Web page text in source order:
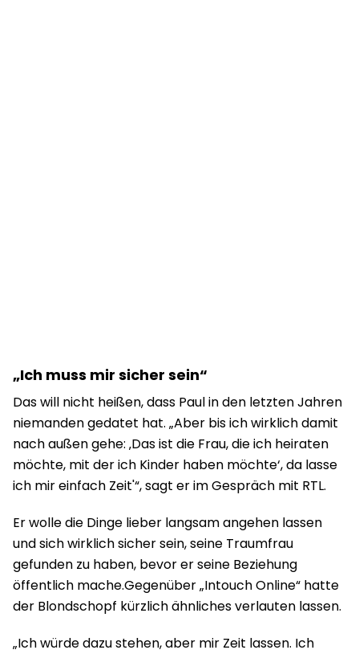
„Ich muss mir sicher sein“
Das will nicht heißen, dass Paul in den letzten Jahren
niemanden gedatet hat. „Aber bis ich wirklich damit
nach außen gehe: ‚Das ist die Frau, die ich heiraten
möchte, mit der ich Kinder haben möchte‘, da lasse
ich mir einfach Zeit'“, sagt er im Gespräch mit RTL.
Er wolle die Dinge lieber langsam angehen lassen
und sich wirklich sicher sein, seine Traumfrau
gefunden zu haben, bevor er seine Beziehung
öffentlich mache.Gegenüber „Intouch Online“ hatte
der Blondschopf kürzlich ähnliches verlauten lassen.
„Ich würde dazu stehen, aber mir Zeit lassen. Ich